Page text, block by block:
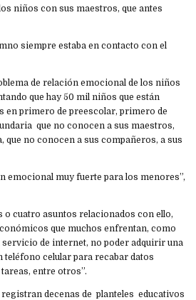
niños con sus maestros, que antes
siempre estaba en contacto con el
de relación emocional de los niños
que hay 50 mil niños que están
en primero de preescolar, primero de
que no conocen a sus maestros,
que no conocen a sus compañeros, a sus
emocional muy fuerte para los menores”,
o cuatro asuntos relacionados con ello,
que muchos enfrentan, como
servicio de internet, no poder adquirir una
teléfono celular para recabar datos
entre otros”.
decenas de planteles educativos